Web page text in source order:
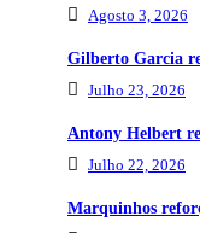
Agosto 3, 2026
Gilberto Garcia
Julho 23, 2026
Antony Helbert
Julho 22, 2026
Marquinhos